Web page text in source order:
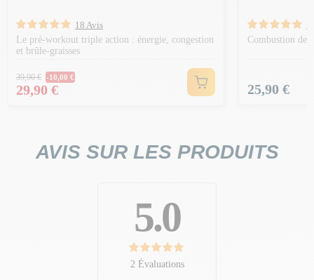
18 Avis
Le pré-workout triple action : énergie, congestion
et brûle-graisses
Prix Normal
39,90 € -10,00 €
Prix
29,90 €
Combustion des
Prix
25,90 €
AVIS SUR LES PRODUITS
5.0
2 Évaluations